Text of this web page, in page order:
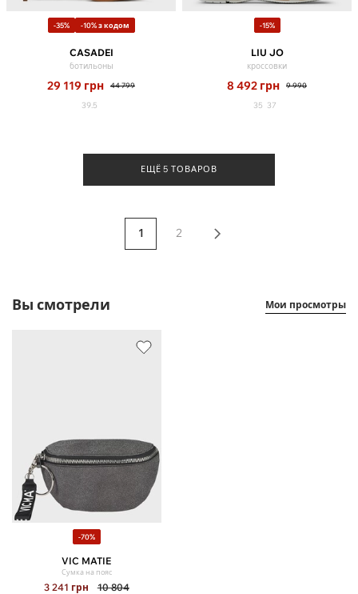
-35% -10% з кодом
CASADEI
ботильоны
29 119 грн 44 799
39.5
-15%
LIU JO
кроссовки
8 492 грн 9 990
35 37
ЕЩЁ 5 ТОВАРОВ
1 2
Вы смотрели Мои просмотры
-70%
VIC MATIE
Сумка на пояс
3 241 грн 10 804